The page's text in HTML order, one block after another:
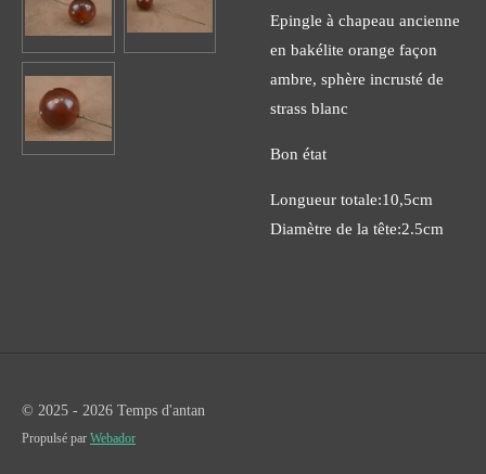
Epingle à chapeau ancienne
en bakélite orange façon
ambre, sphère incrusté de
strass blanc
Bon état
Longueur totale:10,5cm
Diamètre de la tête:2.5cm
© 2025 - 2026 Temps d'antan
Propulsé par Webador